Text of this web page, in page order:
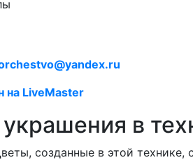
на LiveMaster
в
созданные в этой